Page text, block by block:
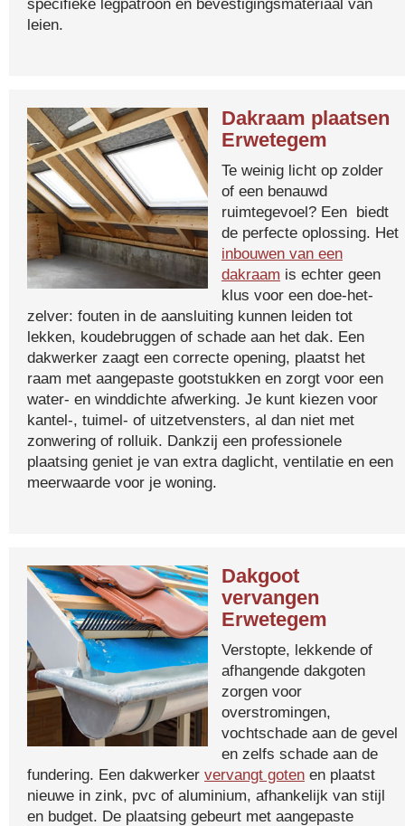
specifieke legpatroon en bevestigingsmateriaal van
leien.
Dakraam plaatsen
Erwetegem
Te weinig licht op zolder
of een benauwd
ruimtegevoel? Een biedt
de perfecte oplossing. Het
inbouwen van een
dakraam is echter geen
klus voor een doe-het-
zelver: fouten in de aansluiting kunnen leiden tot
lekken, koudebruggen of schade aan het dak. Een
dakwerker zaagt een correcte opening, plaatst het
raam met aangepaste gootstukken en zorgt voor een
water- en winddichte afwerking. Je kunt kiezen voor
kantel-, tuimel- of uitzetvensters, al dan niet met
zonwering of rolluik. Dankzij een professionele
plaatsing geniet je van extra daglicht, ventilatie en een
meerwaarde voor je woning.
Dakgoot
vervangen
Erwetegem
Verstopte, lekkende of
afhangende dakgoten
zorgen voor
overstromingen,
vochtschade aan de gevel
en zelfs schade aan de
fundering. Een dakwerker vervangt goten en plaatst
nieuwe in zink, pvc of aluminium, afhankelijk van stijl
en budget. De plaatsing gebeurt met aangepaste